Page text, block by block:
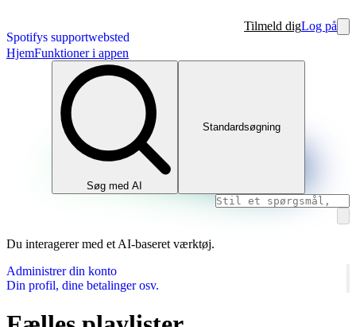
Spotifys supportwebsted
Tilmeld digLog på
HjemFunktioner i appen
Søg med AI
Standardsøgning
Du interagerer med et AI-baseret værktøj.
Administrer din konto
Din profil, dine betalinger osv.